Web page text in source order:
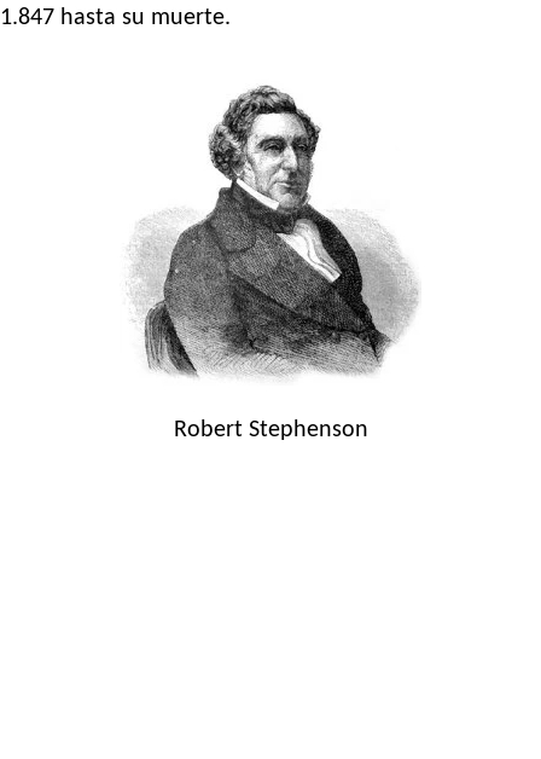
1.847 hasta su muerte.
Robert Stephenson